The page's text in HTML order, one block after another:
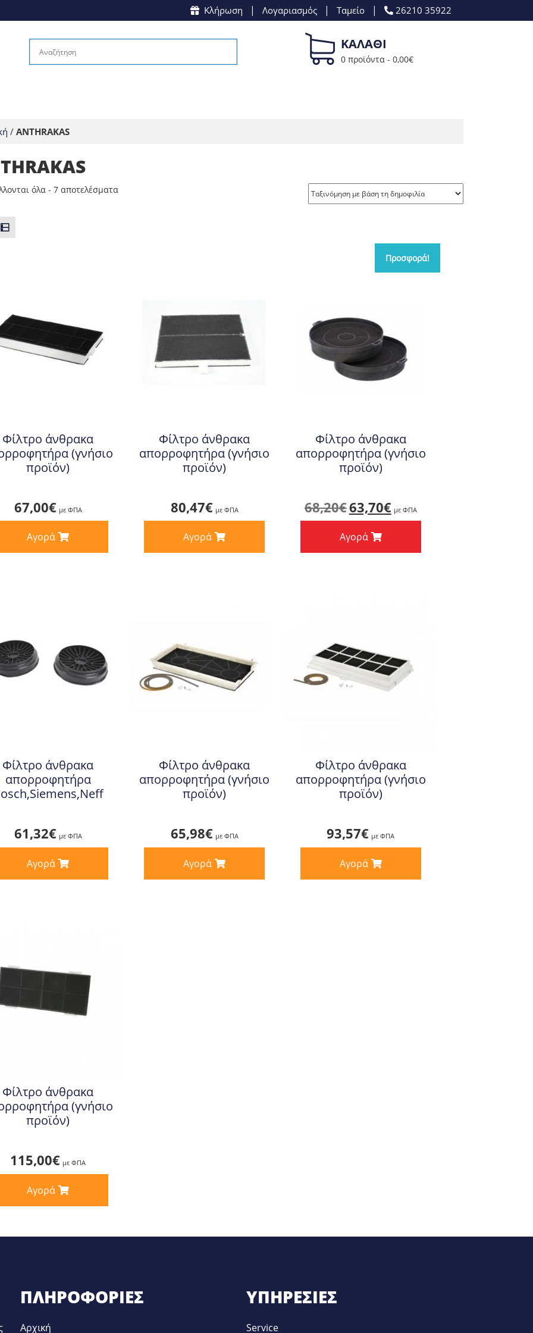
Κλήρωση | Λογαριασμός | Ταμείο | 26210 35922
ΚΑΛΑΘΙ
0 προϊόντα - 0,00€
/ ANTHRAKAS
όλα - 7 αποτελέσματα
Φίλτρο άνθρακα
(γνήσιο
προϊόν)
67,00€ με ΦΠΑ
Αγορά
Φίλτρο άνθρακα
απορροφητήρα (γνήσιο
προϊόν)
80,47€ με ΦΠΑ
Αγορά
Προσφορά!
Φίλτρο άνθρακα
απορροφητήρα (γνήσιο
προϊόν)
68,20€ Original
price
68,20€.
63,70€Η
τρέχουσα
με ΦΠΑ
Αγορά
Φίλτρο άνθρακα
απορροφητήρα
61,32€ με ΦΠΑ
Αγορά
Φίλτρο άνθρακα
απορροφητήρα (γνήσιο
προϊόν)
65,98€ με ΦΠΑ
Αγορά
Φίλτρο άνθρακα
απορροφητήρα (γνήσιο
προϊόν)
93,57€ με ΦΠΑ
Αγορά
Φίλτρο άνθρακα
(γνήσιο
προϊόν)
115,00€ με ΦΠΑ
Αγορά
ΠΛΗΡΟΦΟΡΊΕΣ
Αρχική
ΥΠΗΡΕΣΊΕΣ
Service